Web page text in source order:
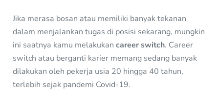
Jika merasa bosan atau memiliki banyak tekanan
dalam menjalankan tugas di posisi sekarang, mungkin
ini saatnya kamu melakukancareer switch. Career
switch atau berganti karier memang sedang banyak
dilakukan oleh pekerja usia 20 hingga 40 tahun,
terlebih sejak pandemi Covid-19.